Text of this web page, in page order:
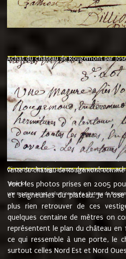
Achat du château de Rougemont par
"l'an mil six cent soixante treze le ving
nommé fut présent Messire Claude
vend, purement simplement et
et chavannes conseiller du roy au
que le dit seigneur Baron de la Vellière
de la Velliere tout ainsi et comme le
présent......"
suivent les rentes, donation des
Ci contre les signatures des vendeurs,
vente du château de Rougemont
"3ème lot
une mazure assez volumineuse du chateau de
Voici les photos prises en 2005
et seigneuries du plateau. Je
plus rien retrouver de ces
quelques centaine de mètres on
représentent le plan du château
ce qui ressemble à une porte, le
surtout celles Nord Est et Nord